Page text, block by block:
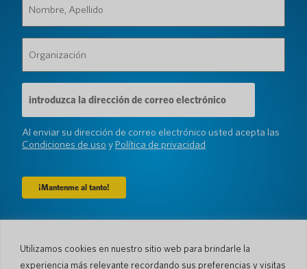
Utilizamos cookies en nuestro sitio web para brindarle la
experiencia más relevante recordando sus preferencias y visitas
Apellido
(Requerido)
(Requerido)
Dirección
de
correo
electrónico
(Requerido)
Al enviar su dirección de correo electrónico usted acepta las
Condiciones de uso y Política de privacidad
Compañía
Sobre nosotros Sala de prensa